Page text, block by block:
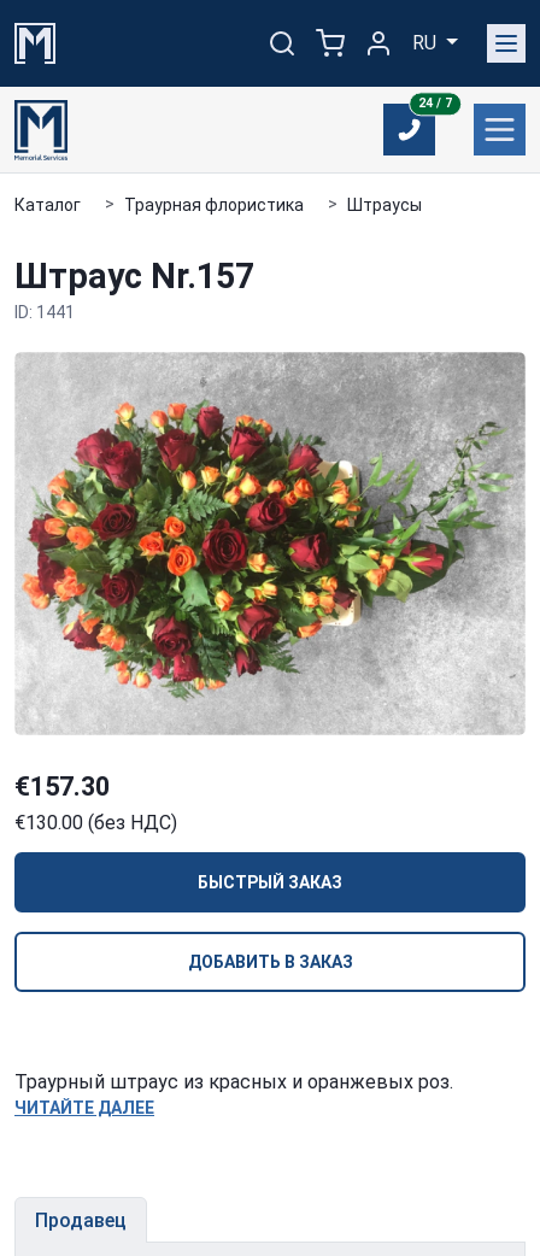
RU
24 / 724/7
Каталог Траурная флористика Штраусы
Штраус Nr.157
ID: 1441
€157.30
€130.00 (без НДС)
БЫСТРЫЙ ЗАКАЗ
ДОБАВИТЬ В ЗАКАЗ
Траурный штраус из красных и оранжевых роз.
ЧИТАЙТЕ ДАЛЕЕ
Продавец